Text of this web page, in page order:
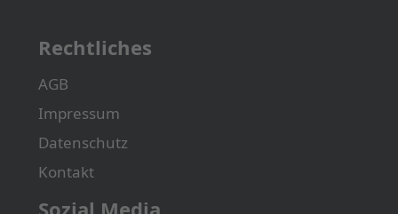
Rechtliches
AGB
Impressum
Datenschutz
Kontakt
Sozial Media